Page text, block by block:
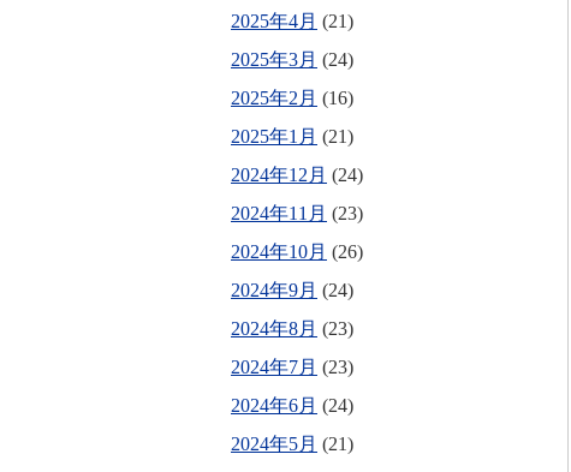
2025年4月 (21)
2025年3月 (24)
2025年2月 (16)
2025年1月 (21)
2024年12月 (24)
2024年11月 (23)
2024年10月 (26)
2024年9月 (24)
2024年8月 (23)
2024年7月 (23)
2024年6月 (24)
2024年5月 (21)